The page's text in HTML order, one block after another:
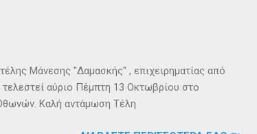
Μάνεσης "Δαμασκής" , επιχειρηματίας από
αύριο Πέμπτη 13 Οκτωβρίου στο
Καλή αντάμωση Τέλη